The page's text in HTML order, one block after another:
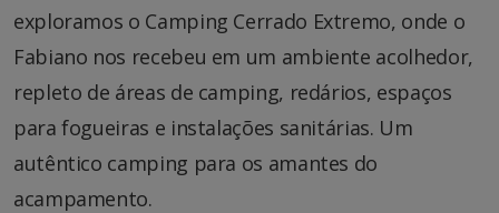
exploramos o Camping Cerrado Extremo, onde o
Fabiano nos recebeu em um ambiente acolhedor,
repleto de áreas de camping, redários, espaços
para fogueiras e instalações sanitárias. Um
autêntico camping para os amantes do
acampamento.